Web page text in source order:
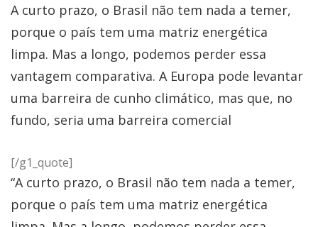
A curto prazo, o Brasil não tem nada a temer,
porque o país tem uma matriz energética
limpa. Mas a longo, podemos perder essa
vantagem comparativa. A Europa pode levantar
uma barreira de cunho climático, mas que, no
fundo, seria uma barreira comercial
[/g1_quote]
“A curto prazo, o Brasil não tem nada a temer,
porque o país tem uma matriz energética